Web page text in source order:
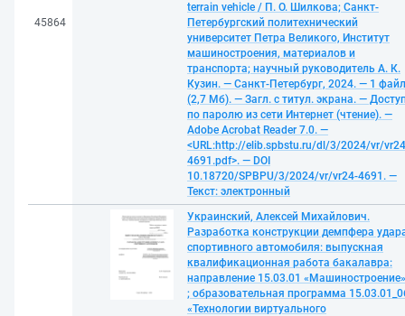
45864
terrain vehicle / П. О. Шилкова; Санкт-
Петербургский политехнический
университет Петра Великого, Институт
машиностроения, материалов и
транспорта; научный руководитель А. К.
Кузин. — Санкт-Петербург, 2024. — 1 файл
(2,7 Мб). — Загл. с титул. экрана. —
по паролю из сети Интернет (чтение). —
Adobe Acrobat Reader 7.0. —
<URL:http://elib.spbstu.ru/dl/3/2024/vr/
4691.pdf>. — DOI
10.18720/SPBPU/3/2024/vr/vr24-4691. —
Текст: электронный
Украинский, Алексей Михайлович.
Разработка конструкции демпфера
спортивного автомобиля: выпускная
квалификационная работа бакалавра:
направление 15.03.01 «Машиностроение»
; образовательная программа
«Технологии виртуального